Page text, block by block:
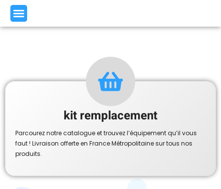
kit remplacement
Parcourez notre catalogue et trouvez l’équipement qu’il vous
faut ! Livraison offerte en France Métropolitaine sur tous nos
produits.